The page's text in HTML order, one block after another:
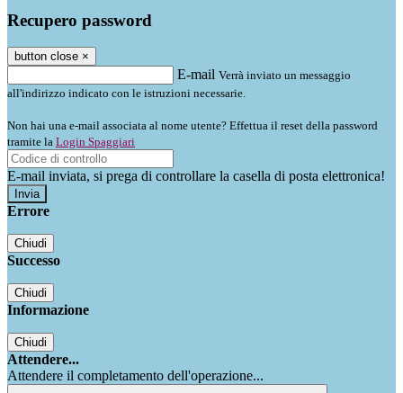
Recupero password
button close ×
E-mail Verrà inviato un messaggio
all'indirizzo indicato con le istruzioni necessarie.
Non hai una e-mail associata al nome utente? Effettua il reset della password
tramite la Login Spaggiari
E-mail inviata, si prega di controllare la casella di posta elettronica!
Errore
Chiudi
Successo
Chiudi
Informazione
Chiudi
Attendere...
Attendere il completamento dell'operazione...